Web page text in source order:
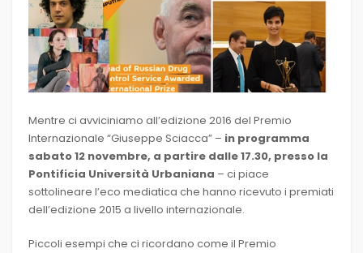
Mentre ci avviciniamo all’edizione 2016 del Premio
Internazionale “Giuseppe Sciacca” – in programma
sabato 12 novembre, a partire dalle 17.30, presso la
Pontificia Università Urbaniana – ci piace
sottolineare l’eco mediatica che hanno ricevuto i premiati
dell’edizione 2015 a livello internazionale.
Piccoli esempi che ci ricordano come il Premio